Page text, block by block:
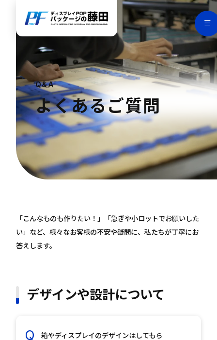
Q&A
よくあるご質問
「こんなものも作りたい！」「急ぎや小ロットでお願いした
い」など、様々なお客様の不安や疑問に、私たちが丁寧にお
答えします。
デザインや設計について
箱やディスプレイのデザインはしてもら